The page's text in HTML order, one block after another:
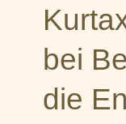
bei
die